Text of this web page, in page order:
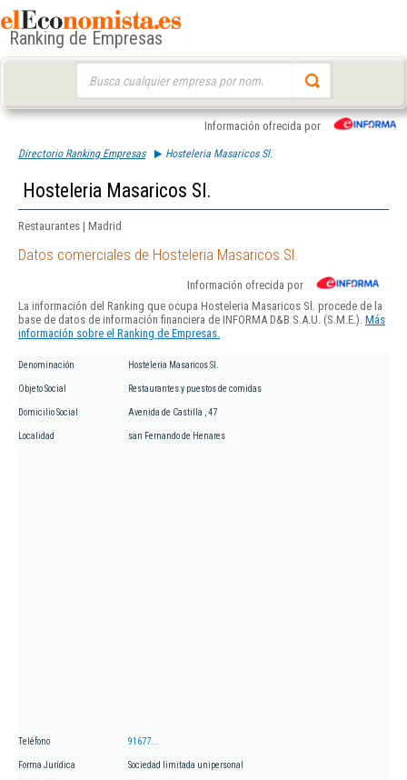
Ranking de Empresas
Información ofrecida por
Directorio Ranking Empresas Hosteleria Masaricos Sl.
Hosteleria Masaricos Sl.
Restaurantes | Madrid
Datos comerciales de Hosteleria Masaricos Sl.
Información ofrecida por
La información del Ranking que ocupa Hosteleria Masaricos Sl. procede de la
base de datos de información financiera de INFORMA D&B S.A.U. (S.M.E.). Más
información sobre el Ranking de Empresas.
Denominación Hosteleria Masaricos Sl.
Objeto Social Restaurantes y puestos de comidas
Domicilio Social Avenida de Castilla , 47
Localidad san Fernando de Henares
Teléfono 91677...
Forma Jurídica Sociedad limitada unipersonal